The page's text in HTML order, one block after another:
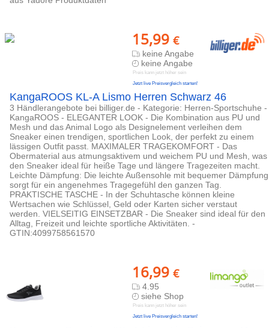
15,99 €
keine Angabe
keine Angabe
Preis kann jetzt höher sein
Jetzt live Preisvergleich starten!
KangaROOS KL-A Lismo Herren Schwarz 46
3 Händlerangebote bei billiger.de - Kategorie: Herren-Sportschuhe -
KangaROOS - ELEGANTER LOOK - Die Kombination aus PU und
Mesh und das Animal Logo als Designelement verleihen dem
Sneaker einen trendigen, sportlichen Look, der perfekt zu einem
lässigen Outfit passt. MAXIMALER TRAGEKOMFORT - Das
Obermaterial aus atmungsaktivem und weichem PU und Mesh, was
den Sneaker ideal für heiße Tage und längere Tragezeiten macht.
Leichte Dämpfung: Die leichte Außensohle mit bequemer Dämpfung
sorgt für ein angenehmes Tragegefühl den ganzen Tag.
PRAKTISCHE TASCHE - In der Schuhtasche können kleine
Wertsachen wie Schlüssel, Geld oder Karten sicher verstaut
werden. VIELSEITIG EINSETZBAR - Die Sneaker sind ideal für den
Alltag, Freizeit und leichte sportliche Aktivitäten. -
GTIN:4099758561570
16,99 €
4.95
siehe Shop
Preis kann jetzt höher sein
Jetzt live Preisvergleich starten!